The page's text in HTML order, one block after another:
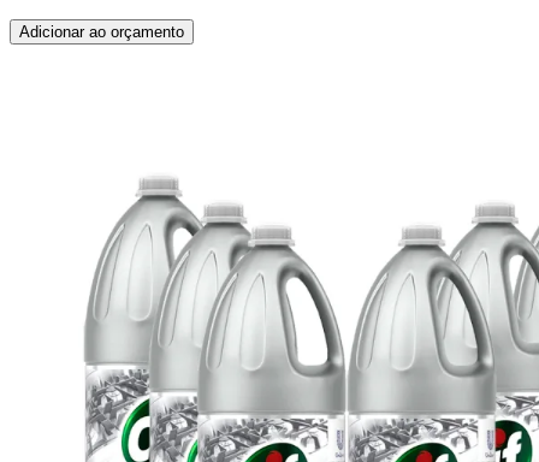
Adicionar ao orçamento